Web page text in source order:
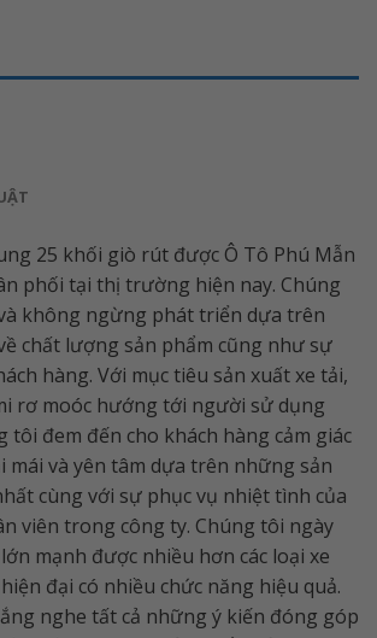
25 khối giò rút được Ô Tô Phú Mẫn
phối tại thị trường hiện nay. Chúng
không ngừng phát triển dựa trên
chất lượng sản phẩm cũng như sự
hàng. Với mục tiêu sản xuất xe tải,
rơ moóc hướng tới người sử dụng
tôi đem đến cho khách hàng cảm giác
mái và yên tâm dựa trên những sản
cùng với sự phục vụ nhiệt tình của
viên trong công ty. Chúng tôi ngày
mạnh được nhiều hơn các loại xe
đại có nhiều chức năng hiệu quả.
nghe tất cả những ý kiến đóng góp